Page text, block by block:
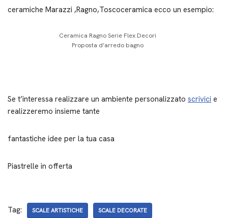
ceramiche Marazzi ,Ragno,Toscoceramica ecco un esempio:
Ceramica Ragno Serie Flex Decori
Proposta d’arredo bagno
Se t’interessa realizzare un ambiente personalizzato scrivici e
realizzeremo insieme tante
fantastiche idee per la tua casa
Piastrelle in offerta
Tag: SCALE ARTISTICHE SCALE DECORATE